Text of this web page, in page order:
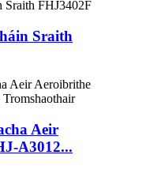
Sraith
Aeir
A3012...